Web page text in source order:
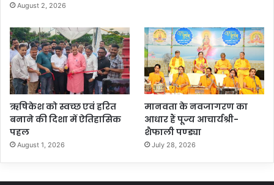
August 2, 2026
ऋषिकेश को स्वच्छ एवं हरित
बनाने की दिशा में ऐतिहासिक
पहल
August 1, 2026
मानवता के नवजागरण का
आधार हैं पूज्य आचार्यश्री-
शैफाली पण्ड्या
July 28, 2026